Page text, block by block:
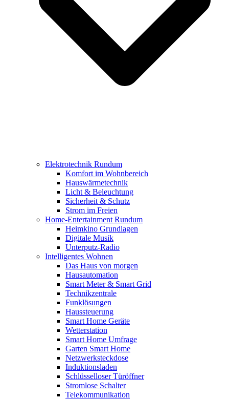
Elektrotechnik Rundum
Komfort im Wohnbereich
Hauswärmetechnik
Licht & Beleuchtung
Sicherheit & Schutz
Strom im Freien
Home-Entertainment Rundum
Heimkino Grundlagen
Digitale Musik
Unterputz-Radio
Intelligentes Wohnen
Das Haus von morgen
Hausautomation
Smart Meter & Smart Grid
Technikzentrale
Funklösungen
Haussteuerung
Smart Home Geräte
Wetterstation
Smart Home Umfrage
Garten Smart Home
Netzwerksteckdose
Induktionsladen
Schlüsselloser Türöffner
Stromlose Schalter
Telekommunikation